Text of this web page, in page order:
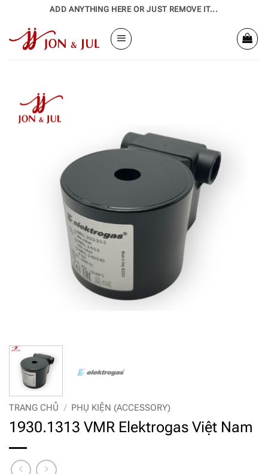
nội
ADD ANYTHING HERE OR JUST REMOVE IT...
TRANG CHỦ / PHỤ KIỆN (ACCESSORY)
1930.1313 VMR Elektrogas Việt Nam